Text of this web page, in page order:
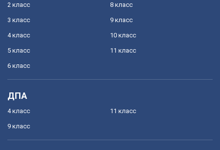
2 класс
3 класс
4 класс
5 класс
6 класс
8 класс
9 класс
10 класс
11 класс
ДПА
4 класс
9 класс
11 класс